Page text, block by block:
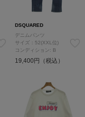
DSQUARED
デニムパンツ
サイズ：52(XXL位)
コンディション: B
19,400円（税込）